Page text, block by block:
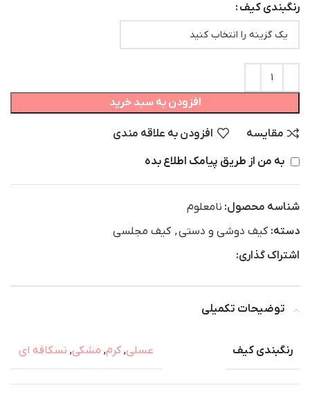
رنگبندی کیف
افزودن به سبد خرید
مقایسه افزودن به علاقه مندی
به من از طریق پیامک اطلاع بده
شناسه محصول: نامعلوم
دسته: کیف دوشی و دستی, کیف مجلسی
اشتراک گذاری:
توضیحات تکمیلی
رنگبندی کیف عسلی, کرم, مشکی, نسکافه ای